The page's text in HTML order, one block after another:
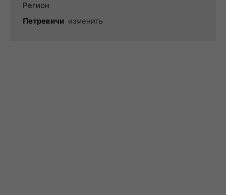
Регион
Петревичи изменить